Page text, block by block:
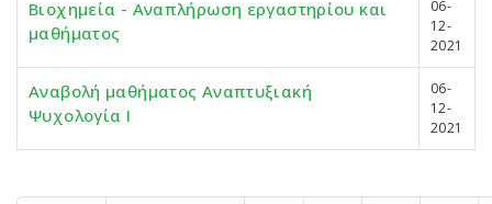
Βιοχημεία - Αναπλήρωση εργαστηρίου και
μαθήματος
06-
12-
2021
Αναβολή μαθήματος Αναπτυξιακή
Ψυχολογία Ι
06-
12-
2021